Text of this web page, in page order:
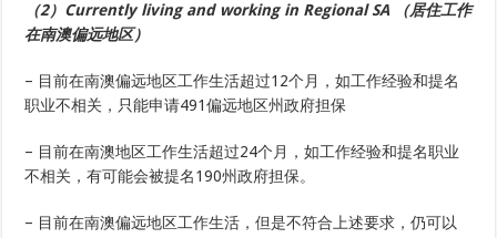
（2）Currently living and working in Regional SA （居住工作
在南澳偏远地区）
– 目前在南澳偏远地区工作生活超过12个月，如工作经验和提名
职业不相关，只能申请491偏远地区州政府担保
– 目前在南澳地区工作生活超过24个月，如工作经验和提名职业
不相关，有可能会被提名190州政府担保。
– 目前在南澳偏远地区工作生活，但是不符合上述要求，仍可以